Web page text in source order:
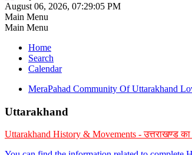
August 06, 2026, 07:29:05 PM
Main Menu
Main Menu
Home
Search
Calendar
MeraPahad Community Of Uttarakhand
Uttarakhand
Uttarakhand History & Movements - उत्तराखण्ड